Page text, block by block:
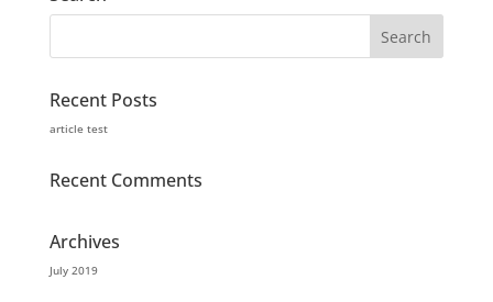
Recent Posts
article test
Recent Comments
Archives
July 2019